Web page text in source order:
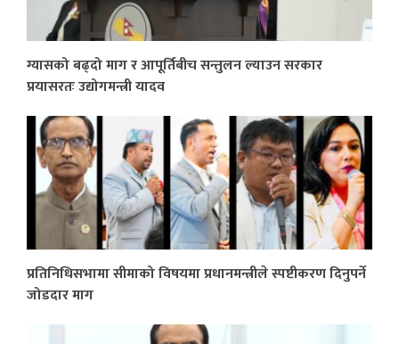
ग्यासको बढ्दो माग र आपूर्तिबीच सन्तुलन ल्याउन सरकार
प्रयासरतः उद्योगमन्त्री यादव
प्रतिनिधिसभामा सीमाको विषयमा प्रधानमन्त्रीले स्पष्टीकरण दिनुपर्ने
जोडदार माग